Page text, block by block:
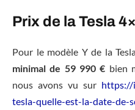
Prix de la Tesla
Pour le modèle Y de la
minimal de 59 990 € bien
nous avons vu sur https://
tesla-quelle-est-la-date-de-